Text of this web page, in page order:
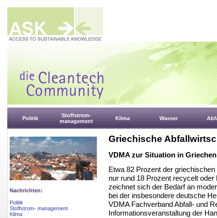
Politik
Stoffstrom-
management
Klima Wasser
Nachrichten:
Politik
Stoffstrom- management
Klima
Griechische
VDMA zur Situation in
Etwa 82 Prozent der
nur rund 18 Prozent recycelt
zeichnet sich der Bedarf an
bei der insbesondere deutsche
VDMA Fachverband Abfall- und
Informationsveranstaltung der